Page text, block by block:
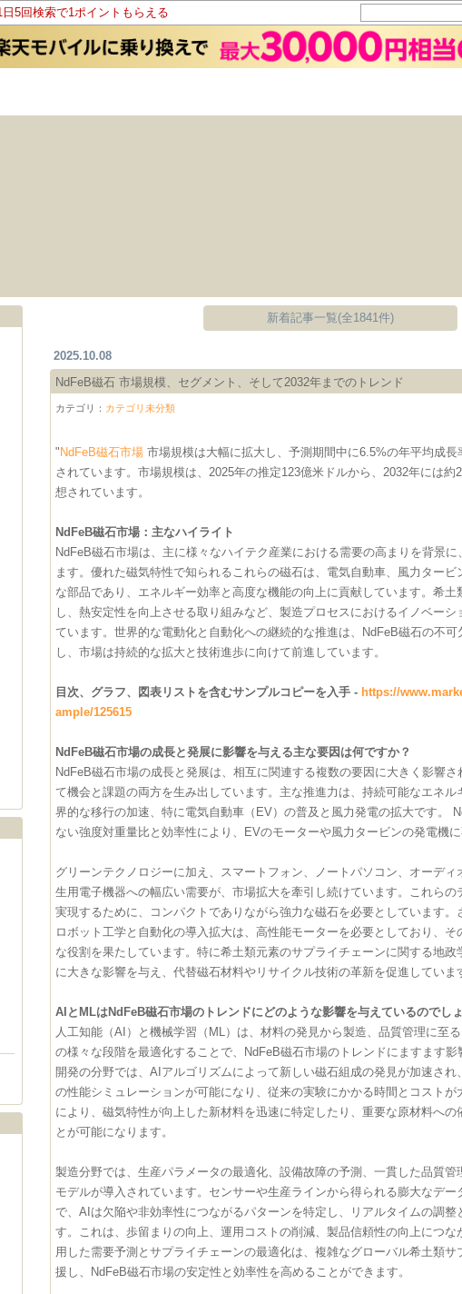
5回検索で1ポイントもらえる
新着記事一覧(全1841件)
2025.10.08
NdFeB磁石 市場規模、セグメント、そして2032年までのトレンド
カテゴリ： カテゴリ未分類
" NdFeB磁石市場 市場規模は大幅に拡大し、予測期間中に6.5%の年平均成長
されています。市場規模は、2025年の推定123億米ドルから、2032年には約
想されています。
NdFeB磁石市場：主なハイライト
NdFeB磁石市場は、主に様々なハイテク産業における需要の高まりを背景
ます。優れた磁気特性で知られるこれらの磁石は、電気自動車、風力ター
な部品であり、エネルギー効率と高度な機能の向上に貢献しています。希土
し、熱安定性を向上させる取り組みなど、製造プロセスにおけるイノベーシ
ています。世界的な電動化と自動化への継続的な推進は、NdFeB磁石の不可
し、市場は持続的な拡大と技術進歩に向けて前進しています。
目次、グラフ、図表リストを含むサンプルコピーを入手 - https://
ample/125615
NdFeB磁石市場の成長と発展に影響を与える主な要因は何ですか？
NdFeB磁石市場の成長と発展は、相互に関連する複数の要因に大きく影響さ
て機会と課題の両方を生み出しています。主な推進力は、持続可能なエネル
界的な移行の加速、特に電気自動車（EV）の普及と風力発電の拡大です。
ない強度対重量比と効率性により、EVのモーターや風力タービンの発電機に
グリーンテクノロジーに加え、スマートフォン、ノートパソコン、オーディ
生用電子機器への幅広い需要が、市場拡大を牽引し続けています。これらの
実現するために、コンパクトでありながら強力な磁石を必要としています。
ロボット工学と自動化の導入拡大は、高性能モーターを必要としており、そ
な役割を果たしています。特に希土類元素のサプライチェーンに関する地政
に大きな影響を与え、代替磁石材料やリサイクル技術の革新を促進していま
AIとMLはNdFeB磁石市場のトレンドにどのような影響を与えているのでし
人工知能（AI）と機械学習（ML）は、材料の発見から製造、品質管理に至
の様々な段階を最適化することで、NdFeB磁石市場のトレンドにますます
開発の分野では、AIアルゴリズムによって新しい磁石組成の発見が加速され
の性能シミュレーションが可能になり、従来の実験にかかる時間とコストが
により、磁気特性が向上した新材料を迅速に特定したり、重要な原材料への
とが可能になります。
製造分野では、生産パラメータの最適化、設備故障の予測、一貫した品質管
モデルが導入されています。センサーや生産ラインから得られる膨大なデー
で、AIは欠陥や非効率性につながるパターンを特定し、リアルタイムの調整
す。これは、歩留まりの向上、運用コストの削減、製品信頼性の向上につ
用した需要予測とサプライチェーンの最適化は、複雑なグローバル希土類サ
援し、NdFeB磁石市場の安定性と効率性を高めることができます。